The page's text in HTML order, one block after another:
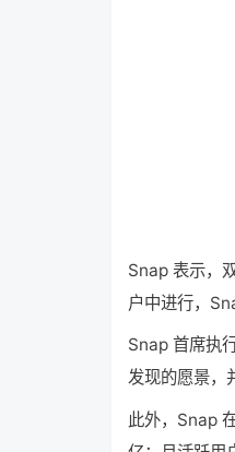
Snap 表示，
户中进行，
Snap 首席执
发现的愿景，
此外，Snap